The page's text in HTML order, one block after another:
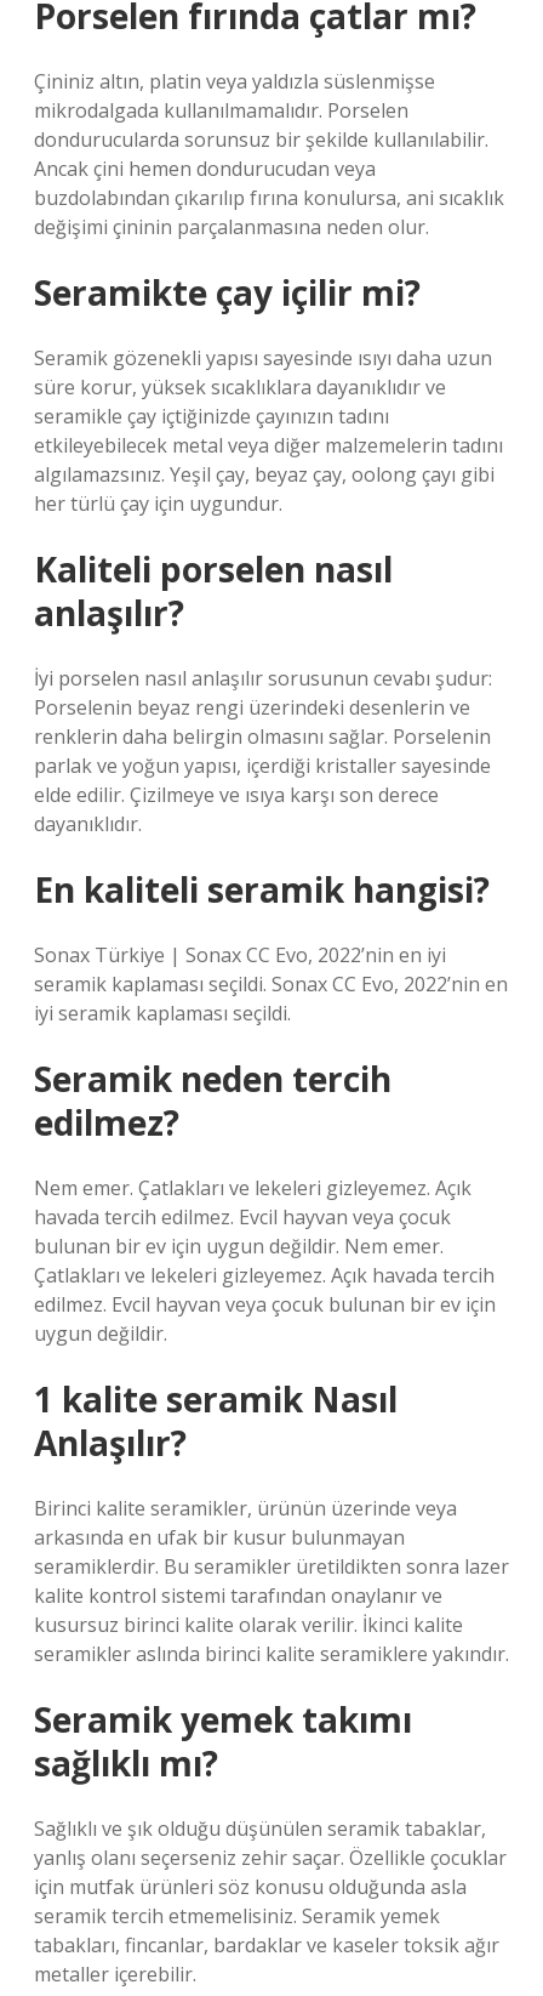
Porselen fırında çatlar mı?
Çininiz altın, platin veya yaldızla süslenmişse
mikrodalgada kullanılmamalıdır. Porselen
dondurucularda sorunsuz bir şekilde kullanılabilir.
Ancak çini hemen dondurucudan veya
buzdolabından çıkarılıp fırına konulursa, ani sıcaklık
değişimi çininin parçalanmasına neden olur.
Seramikte çay içilir mi?
Seramik gözenekli yapısı sayesinde ısıyı daha uzun
süre korur, yüksek sıcaklıklara dayanıklıdır ve
seramikle çay içtiğinizde çayınızın tadını
etkileyebilecek metal veya diğer malzemelerin tadını
algılamazsınız. Yeşil çay, beyaz çay, oolong çayı gibi
her türlü çay için uygundur.
Kaliteli porselen nasıl
anlaşılır?
İyi porselen nasıl anlaşılır sorusunun cevabı şudur:
Porselenin beyaz rengi üzerindeki desenlerin ve
renklerin daha belirgin olmasını sağlar. Porselenin
parlak ve yoğun yapısı, içerdiği kristaller sayesinde
elde edilir. Çizilmeye ve ısıya karşı son derece
dayanıklıdır.
En kaliteli seramik hangisi?
Sonax Türkiye | Sonax CC Evo, 2022’nin en iyi
seramik kaplaması seçildi. Sonax CC Evo, 2022’nin en
iyi seramik kaplaması seçildi.
Seramik neden tercih
edilmez?
Nem emer. Çatlakları ve lekeleri gizleyemez. Açık
havada tercih edilmez. Evcil hayvan veya çocuk
bulunan bir ev için uygun değildir. Nem emer.
Çatlakları ve lekeleri gizleyemez. Açık havada tercih
edilmez. Evcil hayvan veya çocuk bulunan bir ev için
uygun değildir.
1 kalite seramik Nasıl
Anlaşılır?
Birinci kalite seramikler, ürünün üzerinde veya
arkasında en ufak bir kusur bulunmayan
seramiklerdir. Bu seramikler üretildikten sonra lazer
kalite kontrol sistemi tarafından onaylanır ve
kusursuz birinci kalite olarak verilir. İkinci kalite
seramikler aslında birinci kalite seramiklere yakındır.
Seramik yemek takımı
sağlıklı mı?
Sağlıklı ve şık olduğu düşünülen seramik tabaklar,
yanlış olanı seçerseniz zehir saçar. Özellikle çocuklar
için mutfak ürünleri söz konusu olduğunda asla
seramik tercih etmemelisiniz. Seramik yemek
tabakları, fincanlar, bardaklar ve kaseler toksik ağır
metaller içerebilir.